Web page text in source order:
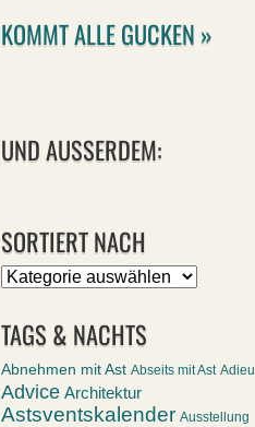
KOMMT ALLE GUCKEN »
UND AUSSERDEM:
SORTIERT NACH
Sortiert
TAGS & NACHTS
Abnehmen mit Ast Abseits mit Ast Adieu
Advice Architektur
Astsventskalender Ausstellung